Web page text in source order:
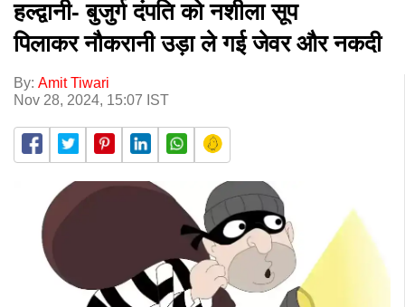
हल्द्वानी- बुजुर्ग दंपति को नशीला सूप
पिलाकर नौकरानी उड़ा ले गई जेवर और नकदी
By: Amit Tiwari
Nov 28, 2024, 15:07 IST